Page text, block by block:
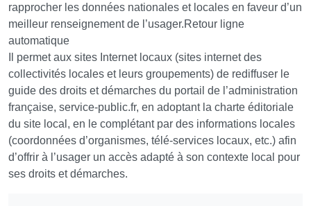
rapprocher les données nationales et locales en faveur d’un
meilleur renseignement de l’usager.Retour ligne
automatique
Il permet aux sites Internet locaux (sites internet des
collectivités locales et leurs groupements) de rediffuser le
guide des droits et démarches du portail de l’administration
française, service-public.fr, en adoptant la charte éditoriale
du site local, en le complétant par des informations locales
(coordonnées d’organismes, télé-services locaux, etc.) afin
d’offrir à l’usager un accès adapté à son contexte local pour
ses droits et démarches.